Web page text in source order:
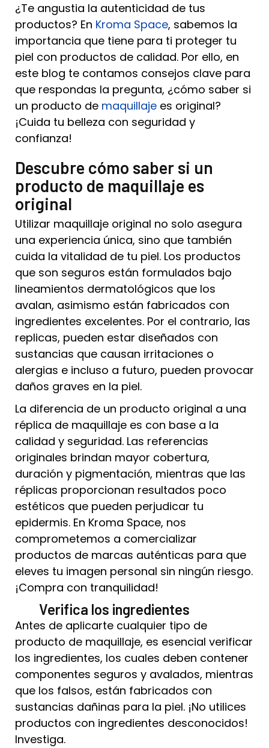
¿Te angustia la autenticidad de tus
productos? En Kroma Space, sabemos la
importancia que tiene para ti proteger tu
piel con productos de calidad. Por ello, en
este blog te contamos consejos clave para
que respondas la pregunta, ¿cómo saber si
un producto de maquillaje es original?​
¡Cuida tu belleza con seguridad y
confianza!
Descubre cómo saber si un
producto de maquillaje es
original​
Utilizar maquillaje original no solo asegura
una experiencia única, sino que también
cuida la vitalidad de tu piel. Los productos
que son seguros están formulados bajo
lineamientos dermatológicos que los
avalan, asimismo están fabricados con
ingredientes excelentes. Por el contrario, las
replicas, pueden estar diseñados con
sustancias que causan irritaciones o
alergias e incluso a futuro, pueden provocar
daños graves en la piel.
La diferencia de un producto original a una
réplica de maquillaje es con base a la
calidad y seguridad. Las referencias
originales brindan mayor cobertura,
duración y pigmentación, mientras que las
réplicas proporcionan resultados poco
estéticos que pueden perjudicar tu
epidermis. En Kroma Space, nos
comprometemos a comercializar
productos de marcas auténticas para que
eleves tu imagen personal sin ningún riesgo.
¡Compra con tranquilidad!
Verifica los ingredientes
Antes de aplicarte cualquier tipo de
producto de maquillaje, es esencial verificar
los ingredientes, los cuales deben contener
componentes seguros y avalados, mientras
que los falsos, están fabricados con
sustancias dañinas para la piel. ¡No utilices
productos con ingredientes desconocidos!
Investiga.